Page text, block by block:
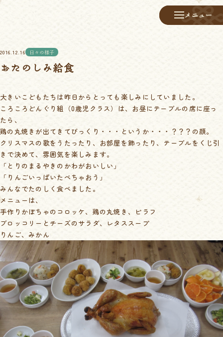
メニュー
メニュー
2016.12.16 日々の様子
おたのしみ給食
大きいこどもたちは昨日からとっても楽しみにしていました。
ころころどんぐり組（0歳児クラス）は、お昼にテーブルの席に座っ
たら、
鶏の丸焼きが出てきてびっくり・・・というか・・・？？？の顔。
クリスマスの歌をうたったり、お部屋を飾ったり、テーブルをくじ引
きで決めて、雰囲気を楽しみます。
「とりのまるやきのかわがおいしい」
「りんごいっぱいたべちゃおう」
みんなでたのしく食べました。
メニューは、
手作りかぼちゃのコロッケ、鶏の丸焼き、ピラフ
ブロッコリーとチーズのサラダ、レタススープ
りんご、みかん